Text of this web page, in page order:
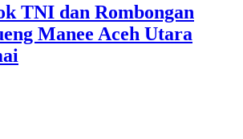
TNI dan Rombongan
Manee Aceh Utara